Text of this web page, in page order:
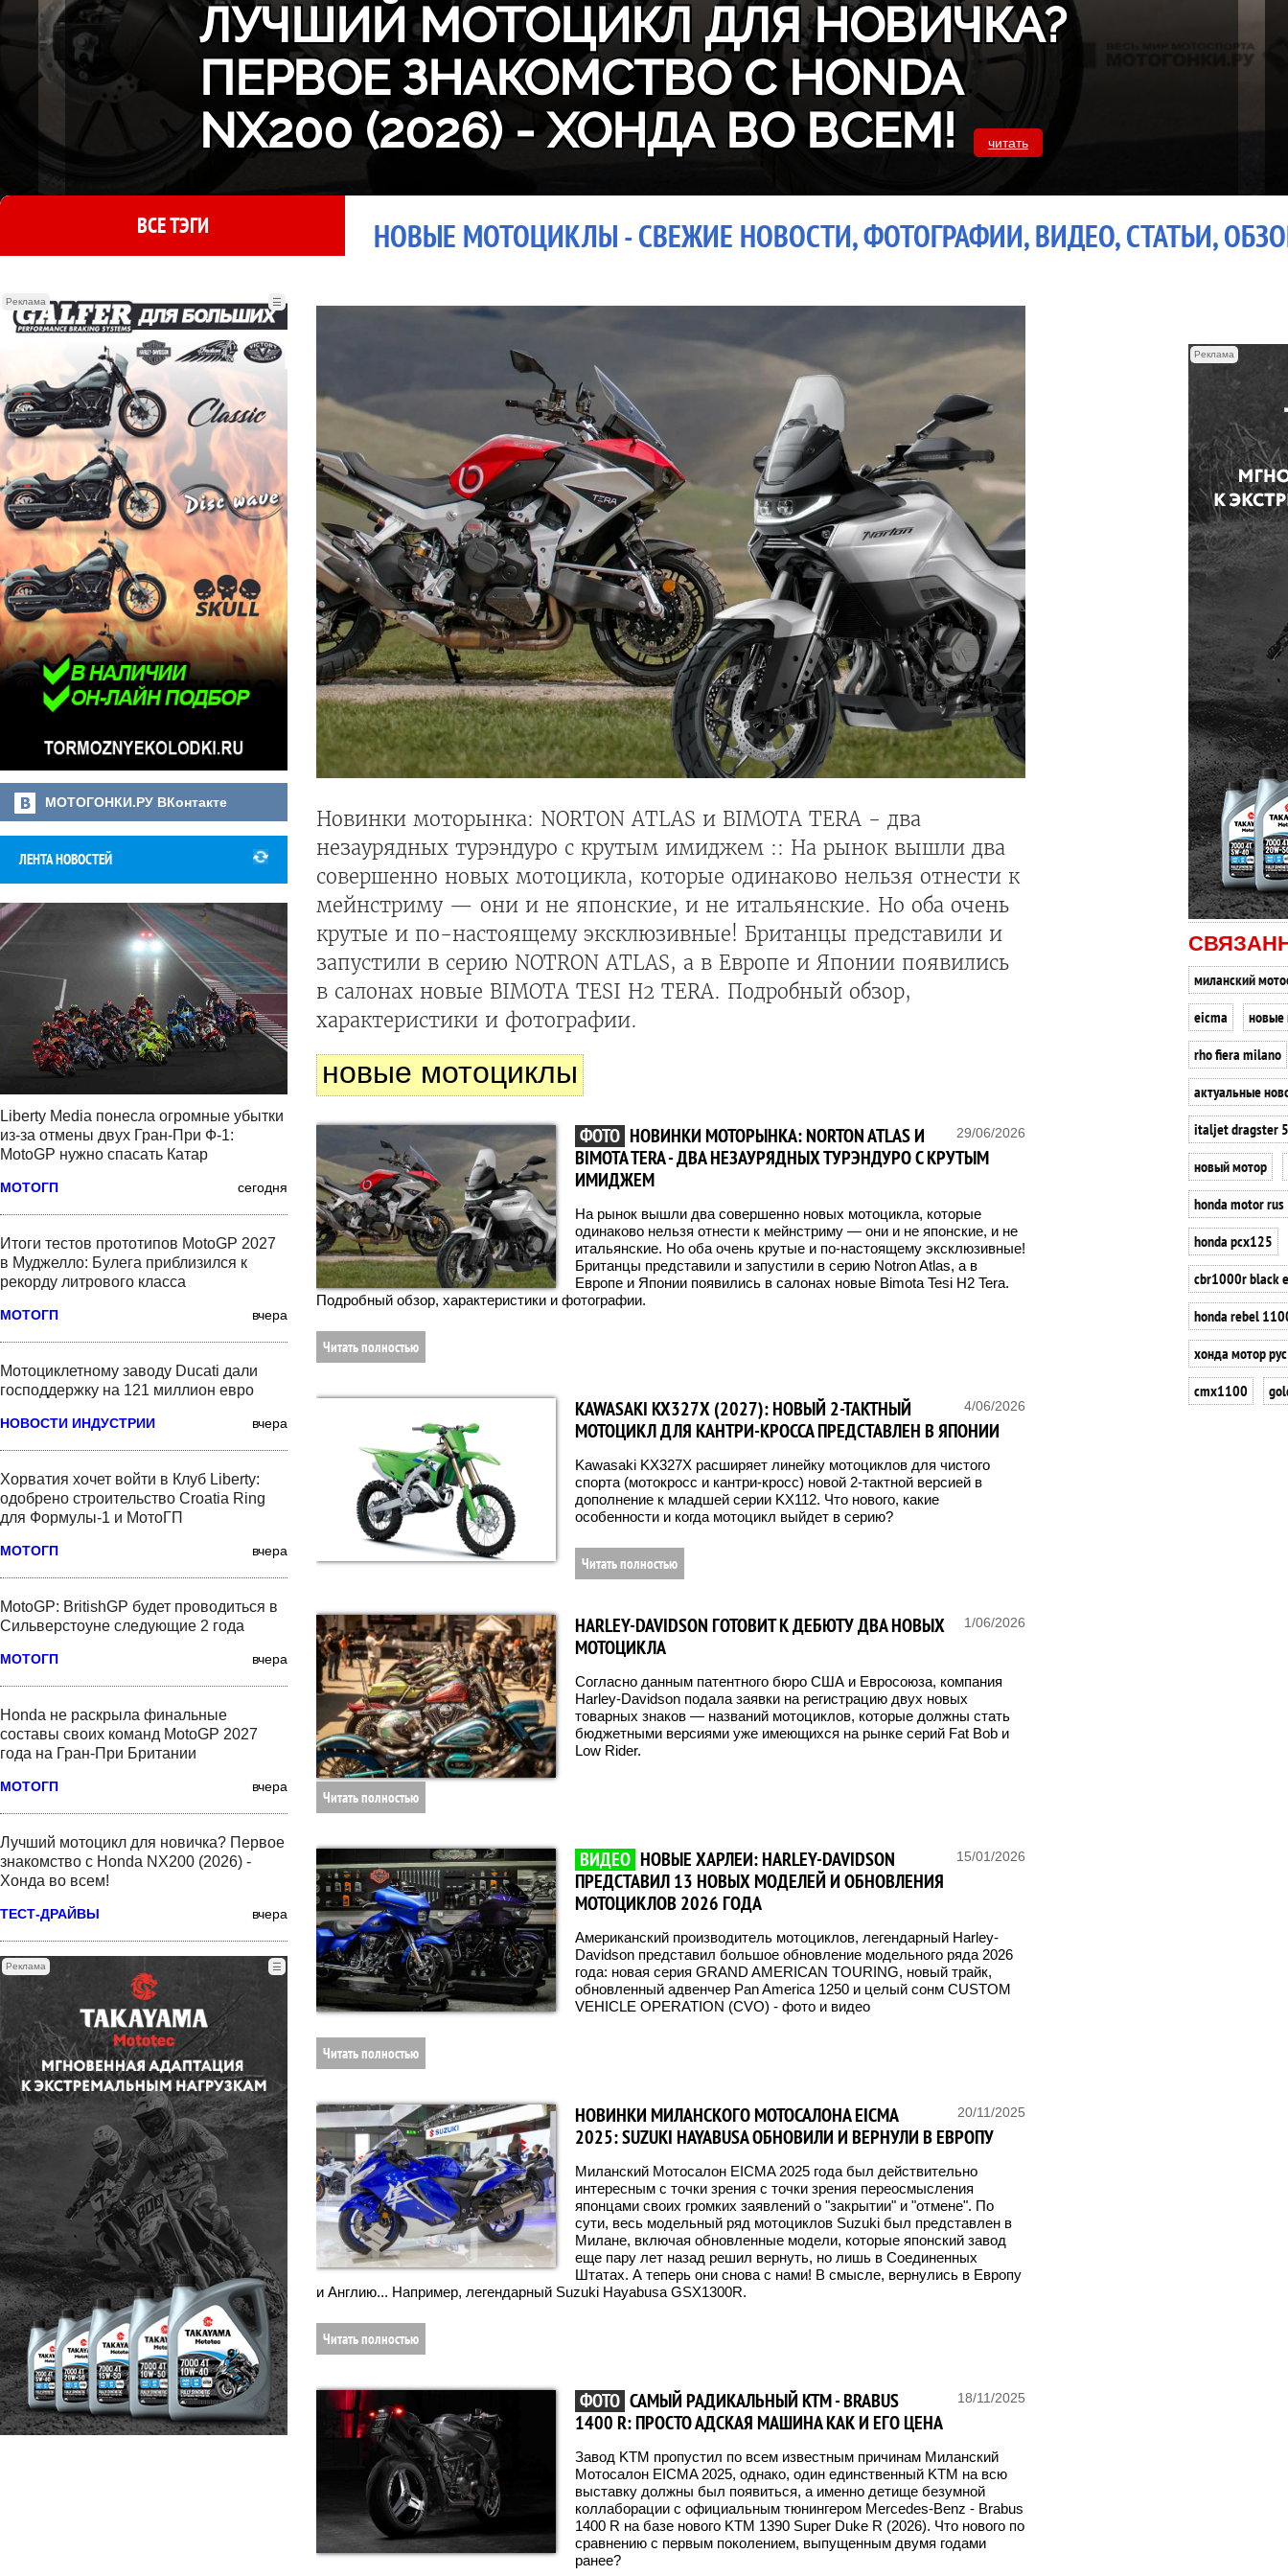
ЛУЧШИЙ МОТОЦИКЛ ДЛЯ НОВИЧКА?
ПЕРВОЕ ЗНАКОМСТВО С HONDA
NX200 (2026) - ХОНДА ВО ВСЕМ!
читать
ВСЕ ТЭГИ НОВЫЕ МОТОЦИКЛЫ - СВЕЖИЕ НОВОСТИ, ФОТОГРАФИИ, ВИДЕО, СТАТЬИ,
Реклама ☰
МОТОГОНКИ.РУ ВКонтакте
ЛЕНТА НОВОСТЕЙ
Liberty Media понесла огромные убытки
из-за отмены двух Гран-При Ф-1:
MotoGP нужно спасать Катар
МОТОГП сегодня
Итоги тестов прототипов MotoGP 2027
в Муджелло: Булега приблизился к
рекорду литрового класса
МОТОГП вчера
Мотоциклетному заводу Ducati дали
господдержку на 121 миллион евро
НОВОСТИ ИНДУСТРИИ вчера
Хорватия хочет войти в Клуб Liberty:
одобрено строительство Croatia Ring
для Формулы-1 и МотоГП
МОТОГП вчера
MotoGP: BritishGP будет проводиться в
Сильверстоуне следующие 2 года
МОТОГП вчера
Honda не раскрыла финальные
составы своих команд MotoGP 2027
года на Гран-При Британии
МОТОГП вчера
Лучший мотоцикл для новичка? Первое
знакомство с Honda NX200 (2026) -
Хонда во всем!
ТЕСТ-ДРАЙВЫ вчера
Реклама ☰
Новинки моторынка: NORTON ATLAS и BIMOTA TERA - два
незаурядных турэндуро с крутым имиджем :: На рынок вышли два
совершенно новых мотоцикла, которые одинаково нельзя отнести к
мейнстриму — они и не японские, и не итальянские. Но оба очень
крутые и по-настоящему эксклюзивные! Британцы представили и
запустили в серию NOTRON ATLAS, а в Европе и Японии появились
в салонах новые BIMOTA TESI H2 TERA. Подробный обзор,
характеристики и фотографии.
новые мотоциклы
ФОТО 29/06/2026
НОВИНКИ МОТОРЫНКА: NORTON ATLAS И
BIMOTA TERA - ДВА НЕЗАУРЯДНЫХ ТУРЭНДУРО С КРУТЫМ
ИМИДЖЕМ
На рынок вышли два совершенно новых мотоцикла, которые
одинаково нельзя отнести к мейнстриму — они и не японские, и не
итальянские. Но оба очень крутые и по-настоящему эксклюзивные!
Британцы представили и запустили в серию Notron Atlas, а в
Европе и Японии появились в салонах новые Bimota Tesi H2 Tera.
Подробный обзор, характеристики и фотографии.
Читать полностью
4/06/2026
KAWASAKI KX327X (2027): НОВЫЙ 2-ТАКТНЫЙ
МОТОЦИКЛ ДЛЯ КАНТРИ-КРОССА ПРЕДСТАВЛЕН В ЯПОНИИ
Kawasaki KX327X расширяет линейку мотоциклов для чистого
спорта (мотокросс и кантри-кросс) новой 2-тактной версией в
дополнение к младшей серии KX112. Что нового, какие
особенности и когда мотоцикл выйдет в серию?
Читать полностью
1/06/2026
HARLEY-DAVIDSON ГОТОВИТ К ДЕБЮТУ ДВА НОВЫХ
МОТОЦИКЛА
Согласно данным патентного бюро США и Евросоюза, компания
Harley-Davidson подала заявки на регистрацию двух новых
товарных знаков — названий мотоциклов, которые должны стать
бюджетными версиями уже имеющихся на рынке серий Fat Bob и
Low Rider.
Читать полностью
ВИДЕО 15/01/2026
НОВЫЕ ХАРЛЕИ: HARLEY-DAVIDSON
ПРЕДСТАВИЛ 13 НОВЫХ МОДЕЛЕЙ И ОБНОВЛЕНИЯ
МОТОЦИКЛОВ 2026 ГОДА
Американский производитель мотоциклов, легендарный Harley-
Davidson представил большое обновление модельного ряда 2026
года: новая серия GRAND AMERICAN TOURING, новый трайк,
обновленный адвенчер Pan America 1250 и целый сонм CUSTOM
VEHICLE OPERATION (CVO) - фото и видео
Читать полностью
20/11/2025
НОВИНКИ МИЛАНСКОГО МОТОСАЛОНА EICMA
2025: SUZUKI HAYABUSA ОБНОВИЛИ И ВЕРНУЛИ В ЕВРОПУ
Миланский Мотосалон EICMA 2025 года был действительно
интересным с точки зрения с точки зрения переосмысления
японцами своих громких заявлений о "закрытии" и "отмене". По
сути, весь модельный ряд мотоциклов Suzuki был представлен в
Милане, включая обновленные модели, которые японский завод
еще пару лет назад решил вернуть, но лишь в Соединенных
Штатах. А теперь они снова с нами! В смысле, вернулись в Европу
и Англию... Например, легендарный Suzuki Hayabusa GSX1300R.
Читать полностью
ФОТО 18/11/2025
САМЫЙ РАДИКАЛЬНЫЙ KTM - BRABUS
1400 R: ПРОСТО АДСКАЯ МАШИНА КАК И ЕГО ЦЕНА
Завод KTM пропустил по всем известным причинам Миланский
Мотосалон EICMA 2025, однако, один единственный KTM на всю
выставку должны был появиться, а именно детище безумной
коллаборации с официальным тюнингером Mercedes-Benz - Brabus
1400 R на базе нового KTM 1390 Super Duke R (2026). Что нового по
сравнению с первым поколением, выпущенным двумя годами
ранее?
Реклама
миланский
eicma
новые
rho fiera milano
актуальные
italjet dragster
новый мотор
honda motor rus
honda pcx125
cbr1000r black
honda rebel
хонда мотор рус
cmx1100